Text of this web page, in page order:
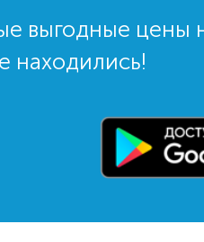
выгодные цены
находились!